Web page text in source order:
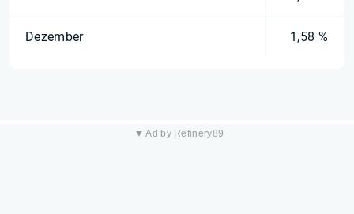
Dezember 1,58 %
▼ Ad by Refinery89